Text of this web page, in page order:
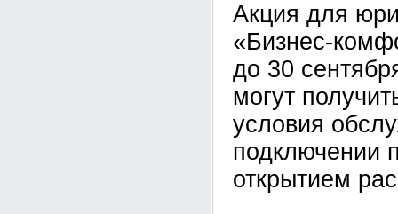
Акция для
«Бизнес-
до 30
могут
условия
подключении
открытием